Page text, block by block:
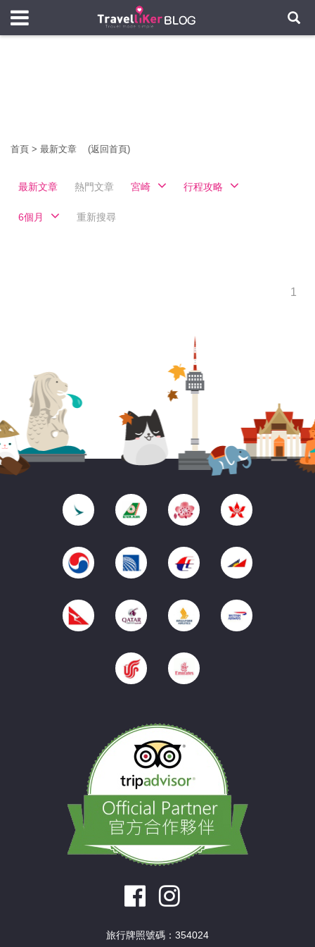
首頁 > 最新文章 (返回首頁)
最新文章 熱門文章 宮崎 行程攻略
6個月 重新搜尋
1
旅行牌照號碼：354024